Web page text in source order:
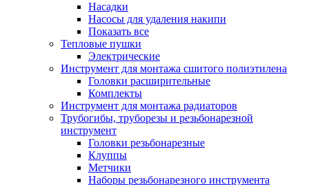
Насадки
Насосы для удаления накипи
Показать все
Тепловые пушки
Электрические
Инструмент для монтажа сшитого полиэтилена
Головки расширительные
Комплекты
Инструмент для монтажа радиаторов
Трубогибы, труборезы и резьбонарезной
инструмент
Головки резьбонарезные
Клуппы
Метчики
Наборы резьбонарезного инструмента